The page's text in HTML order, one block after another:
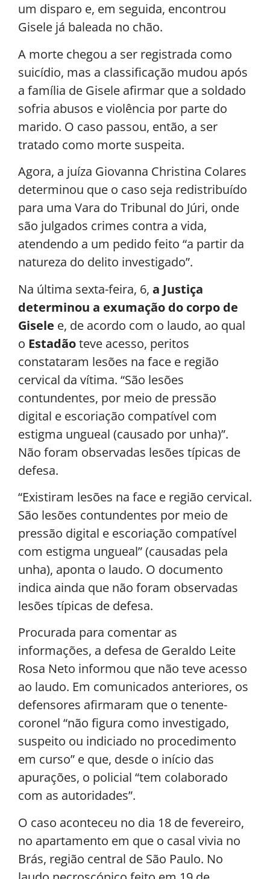
um disparo e, em seguida, encontrou
Gisele já baleada no chão.
A morte chegou a ser registrada como
suicídio, mas a classificação mudou após
a família de Gisele afirmar que a soldado
sofria abusos e violência por parte do
marido. O caso passou, então, a ser
tratado como morte suspeita.
Agora, a juíza Giovanna Christina Colares
determinou que o caso seja redistribuído
para uma Vara do Tribunal do Júri, onde
são julgados crimes contra a vida,
atendendo a um pedido feito “a partir da
natureza do delito investigado”.
Na última sexta-feira, 6, a Justiça
determinou a exumação do corpo de
Gisele e, de acordo com o laudo, ao qual
o Estadãoteve acesso, peritos
constataram lesões na face e região
cervical da vítima. “São lesões
contundentes, por meio de pressão
digital e escoriação compatível com
estigma ungueal (causado por unha)”.
Não foram observadas lesões típicas de
defesa.
“Existiram lesões na face e região cervical.
São lesões contundentes por meio de
pressão digital e escoriação compatível
com estigma ungueal” (causadas pela
unha), aponta o laudo. O documento
indica ainda que não foram observadas
lesões típicas de defesa.
Procurada para comentar as
informações, a defesa de Geraldo Leite
Rosa Neto informou que não teve acesso
ao laudo. Em comunicados anteriores, os
defensores afirmaram que o tenente-
coronel “não figura como investigado,
suspeito ou indiciado no procedimento
em curso” e que, desde o início das
apurações, o policial “tem colaborado
com as autoridades”.
O caso aconteceu no dia 18 de fevereiro,
no apartamento em que o casal vivia no
Brás, região central de São Paulo. No